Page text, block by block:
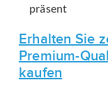
präsent
Erhalten Sie
Premium-
kaufen